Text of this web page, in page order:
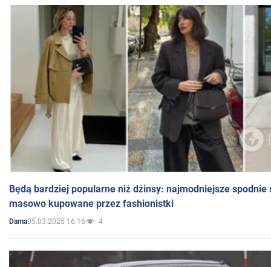
Będą bardziej popularne niż dżinsy: najmodniejsze spodnie
masowo kupowane przez fashionistki
Dama05.03.2025 16:16 4